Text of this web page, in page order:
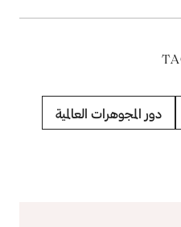
دور المجوهرات العالمية